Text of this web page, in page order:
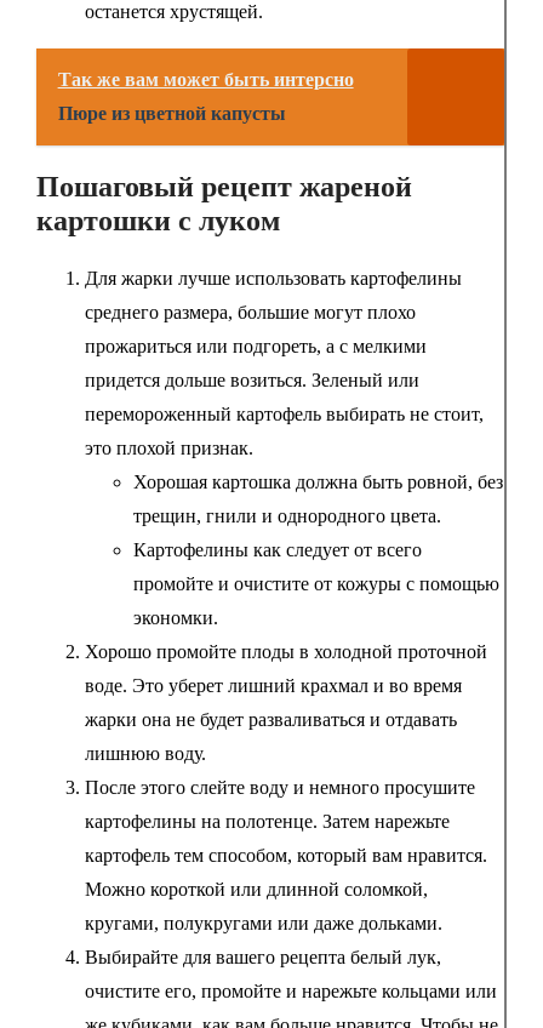
останется хрустящей.
Так же вам может быть интерсно
Пюре из цветной капусты
Пошаговый рецепт жареной
картошки с луком
Для жарки лучше использовать картофелины
среднего размера, большие могут плохо
прожариться или подгореть, а с мелкими
придется дольше возиться. Зеленый или
перемороженный картофель выбирать не стоит,
это плохой признак.
Хорошая картошка должна быть ровной, без
трещин, гнили и однородного цвета.
Картофелины как следует от всего
промойте и очистите от кожуры с помощью
экономки.
Хорошо промойте плоды в холодной проточной
воде. Это уберет лишний крахмал и во время
жарки она не будет разваливаться и отдавать
лишнюю воду.
После этого слейте воду и немного просушите
картофелины на полотенце. Затем нарежьте
картофель тем способом, который вам нравится.
Можно короткой или длинной соломкой,
кругами, полукругами или даже дольками.
Выбирайте для вашего рецепта белый лук,
очистите его, промойте и нарежьте кольцами или